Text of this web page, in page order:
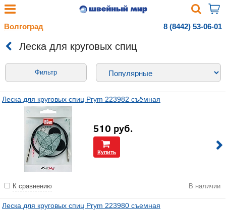
Волгоград 8 (8442) 53-06-01
Леска для круговых спиц
Фильтр
Леска для круговых спиц Prym 223982 съёмная
510 руб.
Купить
К сравнению В наличии
Леска для круговых спиц Prym 223980 съемная